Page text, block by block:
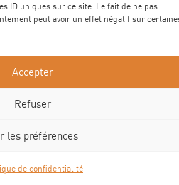
ID uniques sur ce site. Le fait de ne pas
peut avoir un effet négatif sur
Accepter
Refuser
les préférences
de confidentialité